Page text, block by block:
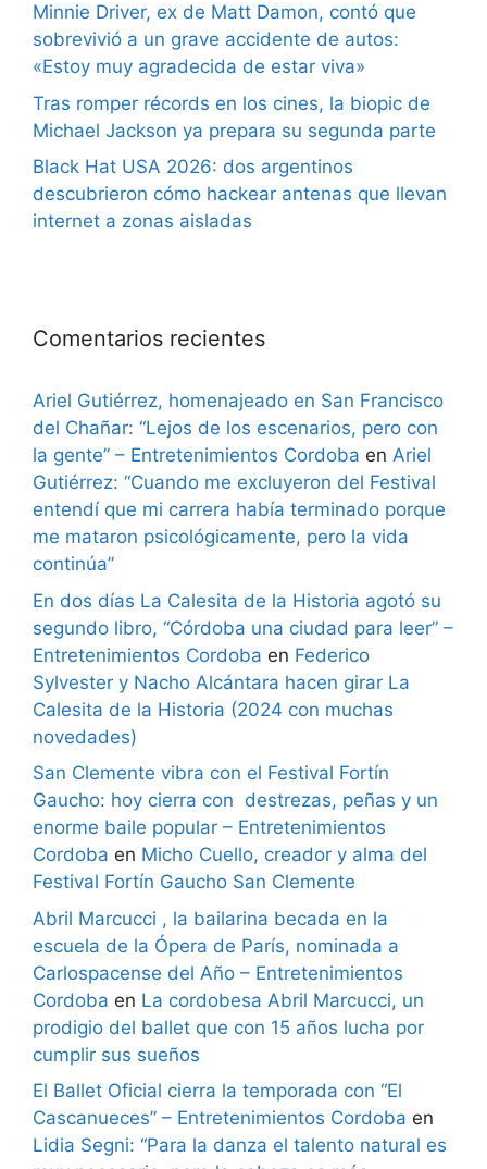
Minnie Driver, ex de Matt Damon, contó que
sobrevivió a un grave accidente de autos:
«Estoy muy agradecida de estar viva»
Tras romper récords en los cines, la biopic de
Michael Jackson ya prepara su segunda parte
Black Hat USA 2026: dos argentinos
descubrieron cómo hackear antenas que llevan
internet a zonas aisladas
Comentarios recientes
Ariel Gutiérrez, homenajeado en San Francisco
del Chañar: “Lejos de los escenarios, pero con
la gente” – Entretenimientos Cordoba en Ariel
Gutiérrez: “Cuando me excluyeron del Festival
entendí que mi carrera había terminado porque
me mataron psicológicamente, pero la vida
continúa”
En dos días La Calesita de la Historia agotó su
segundo libro, “Córdoba una ciudad para leer” –
Entretenimientos Cordoba en Federico
Sylvester y Nacho Alcántara hacen girar La
Calesita de la Historia (2024 con muchas
novedades)
San Clemente vibra con el Festival Fortín
Gaucho: hoy cierra con destrezas, peñas y un
enorme baile popular – Entretenimientos
Cordoba en Micho Cuello, creador y alma del
Festival Fortín Gaucho San Clemente
Abril Marcucci , la bailarina becada en la
escuela de la Ópera de París, nominada a
Carlospacense del Año – Entretenimientos
Cordoba en La cordobesa Abril Marcucci, un
prodigio del ballet que con 15 años lucha por
cumplir sus sueños
El Ballet Oficial cierra la temporada con “El
Cascanueces” – Entretenimientos Cordoba en
Lidia Segni: “Para la danza el talento natural es